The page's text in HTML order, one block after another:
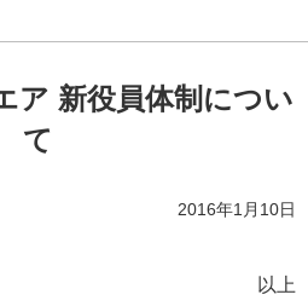
ア 新役員体制につい
て
2016年1月10日
以上